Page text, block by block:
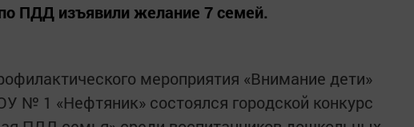
ПДД изъявили желание 7 семей.
мероприятия «Внимание дети»
№ 1 «Нефтяник» состоялся городской конкурс